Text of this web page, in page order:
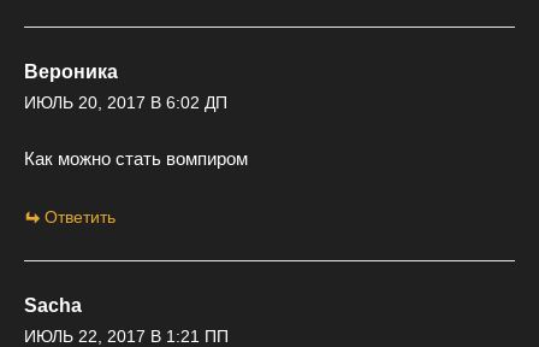
Вероника
ИЮЛЬ 20, 2017 В 6:02 ДП
Как можно стать вомпиром
Ответить
Sacha
ИЮЛЬ 22, 2017 В 1:21 ПП